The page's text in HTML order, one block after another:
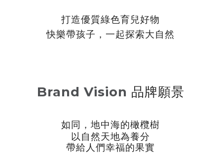
打造優質綠色育兒好物
快樂帶孩子 ， 一起探索大自然
Brand Vision 品牌願景
如同，地中海的橄欖樹
以自然天地為養分
帶給人們幸福的果實